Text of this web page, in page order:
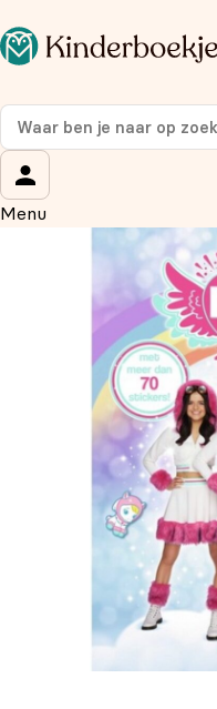
Menu
Op de hoogte blijven
Meld je aan voor onze
korting
Wat is je voornaam?
Wat is je e-mailadres?*
Aanmelden
We gebruiken je
overeenstemming